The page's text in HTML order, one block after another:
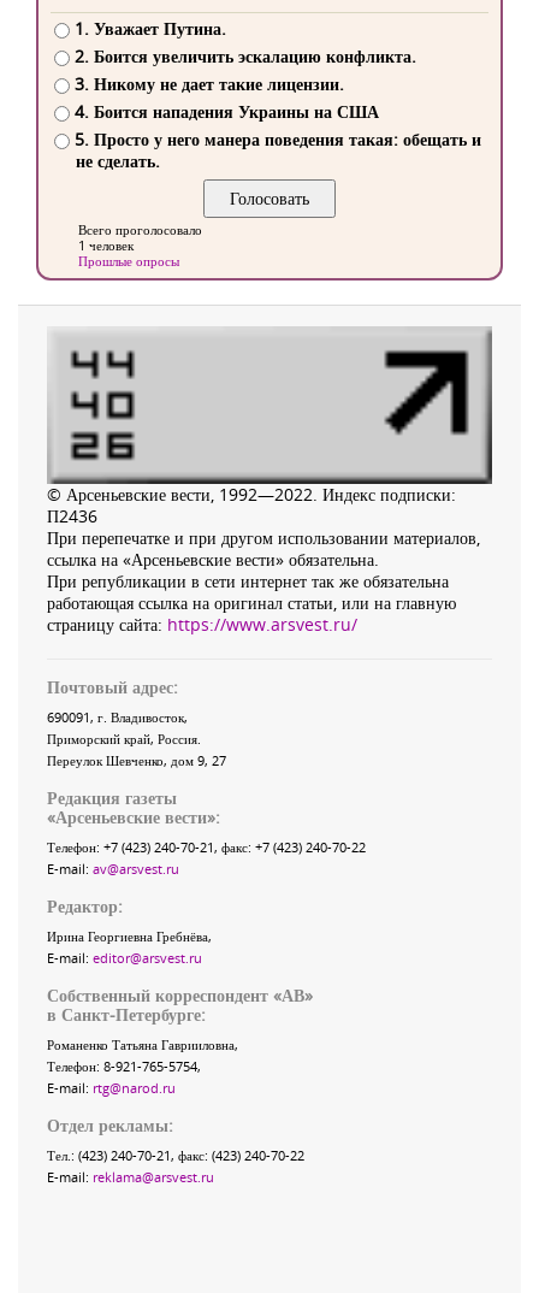
1. Уважает Путина.
2. Боится увеличить эскалацию конфликта.
3. Никому не дает такие лицензии.
4. Боится нападения Украины на США
5. Просто у него манера поведения такая: обещать и
не сделать.
Всего проголосовало
1 человек
Прошлые опросы
© Арсеньевские вести, 1992—2022. Индекс подписки:
П2436
При перепечатке и при другом использовании материалов,
ссылка на «Арсеньевские вести» обязательна.
При републикации в сети интернет так же обязательна
работающая ссылка на оригинал статьи, или на главную
страницу сайта: https://www.arsvest.ru/
Почтовый адрес:
690091, г. Владивосток,
Приморский край, Россия
Переулок Шевченко, дом 9, 27
Редакция газеты
«Арсеньевские вести»:
Телефон: +7 (423) 240-70-21, факс: +7 (423) 240-70-22
E-mail: av@arsvest.ru
Редактор:
Ирина Георгиевна Гребнёва,
E-mail: editor@arsvest.ru
Собственный корреспондент «АВ»
в Санкт-Петербурге:
Романенко Татьяна Гаврииловна,
Телефон: 8-921-765-5754,
E-mail: rtg@narod.ru
Отдел рекламы:
Тел.: (423) 240-70-21, факс: (423) 240-70-22
E-mail: reklama@arsvest.ru